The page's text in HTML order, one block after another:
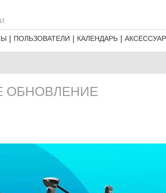
ПОЛЬЗОВАТЕЛИ КАЛЕНДАРЬ
ОБНОВЛЕНИЕ